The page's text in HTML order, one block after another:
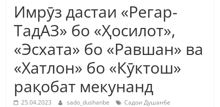
Имрӯз дастаи «Регар-
ТадАЗ» бо «Ҳосилот»,
«Эсхата» бо «Равшан» ва
«Хатлон» бо «Кӯктош»
рақобат мекунанд
25.04.2023 sado_dushanbe Садои Душанбе